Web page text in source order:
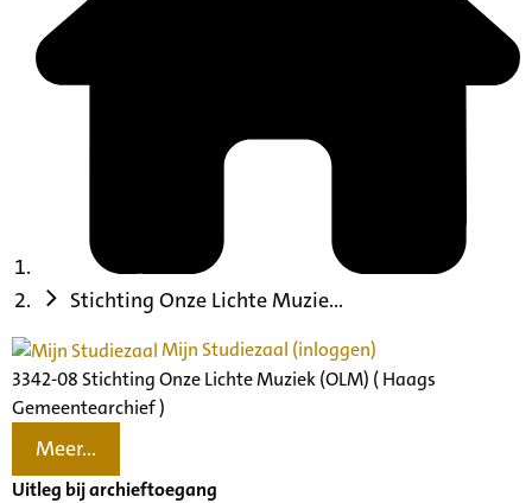
Stichting Onze Lichte Muzie...
Mijn Studiezaal (inloggen)
3342-08 Stichting Onze Lichte Muziek (OLM) ( Haags
Gemeentearchief )
Meer...
Uitleg bij archieftoegang